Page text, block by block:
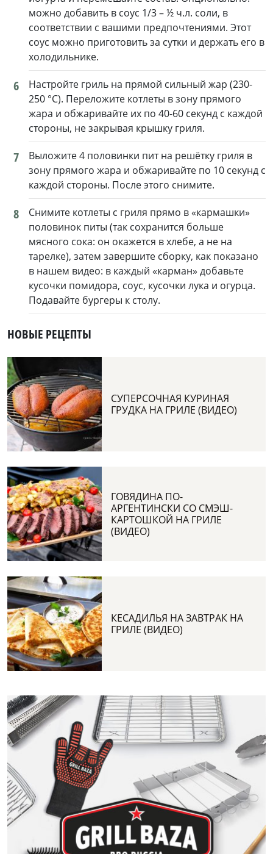
НОВЫЕ РЕЦЕПТЫ
СУПЕРСОЧНАЯ КУРИНАЯ
ГРУДКА НА ГРИЛЕ (ВИДЕО)
ГОВЯДИНА ПО-
АРГЕНТИНСКИ СО СМЭШ-
КАРТОШКОЙ НА ГРИЛЕ
(ВИДЕО)
КЕСАДИЛЬЯ НА ЗАВТРАК НА
ГРИЛЕ (ВИДЕО)
можно добавить в соус 1/3 – ½ ч.л. соли, в
соответствии с вашими предпочтениями. Этот
соус можно приготовить за сутки и держать его в
холодильнике.
6
Настройте гриль на прямой сильный жар (230-
250 °С). Переложите котлеты в зону прямого
жара и обжаривайте их по 40-60 секунд с каждой
стороны, не закрывая крышку гриля.
7
Выложите 4 половинки пит на решётку гриля в
зону прямого жара и обжаривайте по 10 секунд с
каждой стороны. После этого снимите.
8
Снимите котлеты с гриля прямо в «кармашки»
половинок питы (так сохранится больше
мясного сока: он окажется в хлебе, а не на
тарелке), затем завершите сборку, как показано
в нашем видео: в каждый «карман» добавьте
кусочки помидора, соус, кусочки лука и огурца.
Подавайте бургеры к столу.